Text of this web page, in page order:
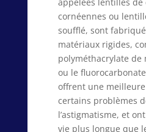
appelées lentilles de
cornéennes ou
soufflé, sont
matériaux rigides,
polyméthacrylate de
ou le
offrent une
certains problèmes
l’astigmatisme, et
vie plus longue que